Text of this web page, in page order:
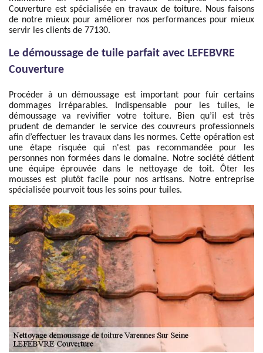
Couverture est spécialisée en travaux de toiture. Nous faisons
de notre mieux pour améliorer nos performances pour mieux
servir les clients de 77130.
Le démoussage de tuile parfait avec LEFEBVRE
Couverture
Procéder à un démoussage est important pour fuir certains
dommages irréparables. Indispensable pour les tuiles, le
démoussage va revivifier votre toiture. Bien qu’il est très
prudent de demander le service des couvreurs professionnels
afin d’effectuer les travaux dans les normes. Cette opération est
une étape risquée qui n'est pas recommandée pour les
personnes non formées dans le domaine. Notre société détient
une équipe éprouvée dans le nettoyage de toit. Ôter les
mousses est plutôt facile pour nos artisans. Notre entreprise
spécialisée pourvoit tous les soins pour tuiles.